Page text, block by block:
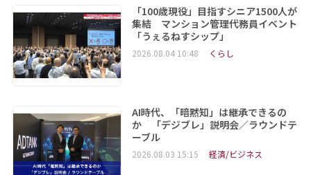
「100歳現役」目指すシニア1500人が
集結 マンション管理代務員イベント
「うぇるねすシップ」
2026.08.04 10:48 くらし
AI時代、「暗黙知」は継承できるの
か 「デジブレ」説明会／ラウンドテ
ーブル
2026.08.03 15:15 経済/ビジネス